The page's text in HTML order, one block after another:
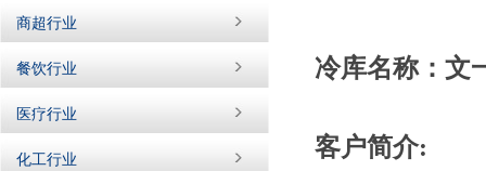
商超行业
餐饮行业
医疗行业
化工行业
冷库名称：文
客户简介: